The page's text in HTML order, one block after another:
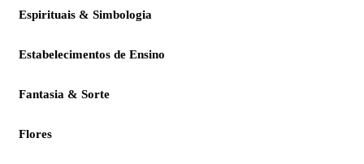
Espirituais & Simbologia
Estabelecimentos de Ensino
Fantasia & Sorte
Flores